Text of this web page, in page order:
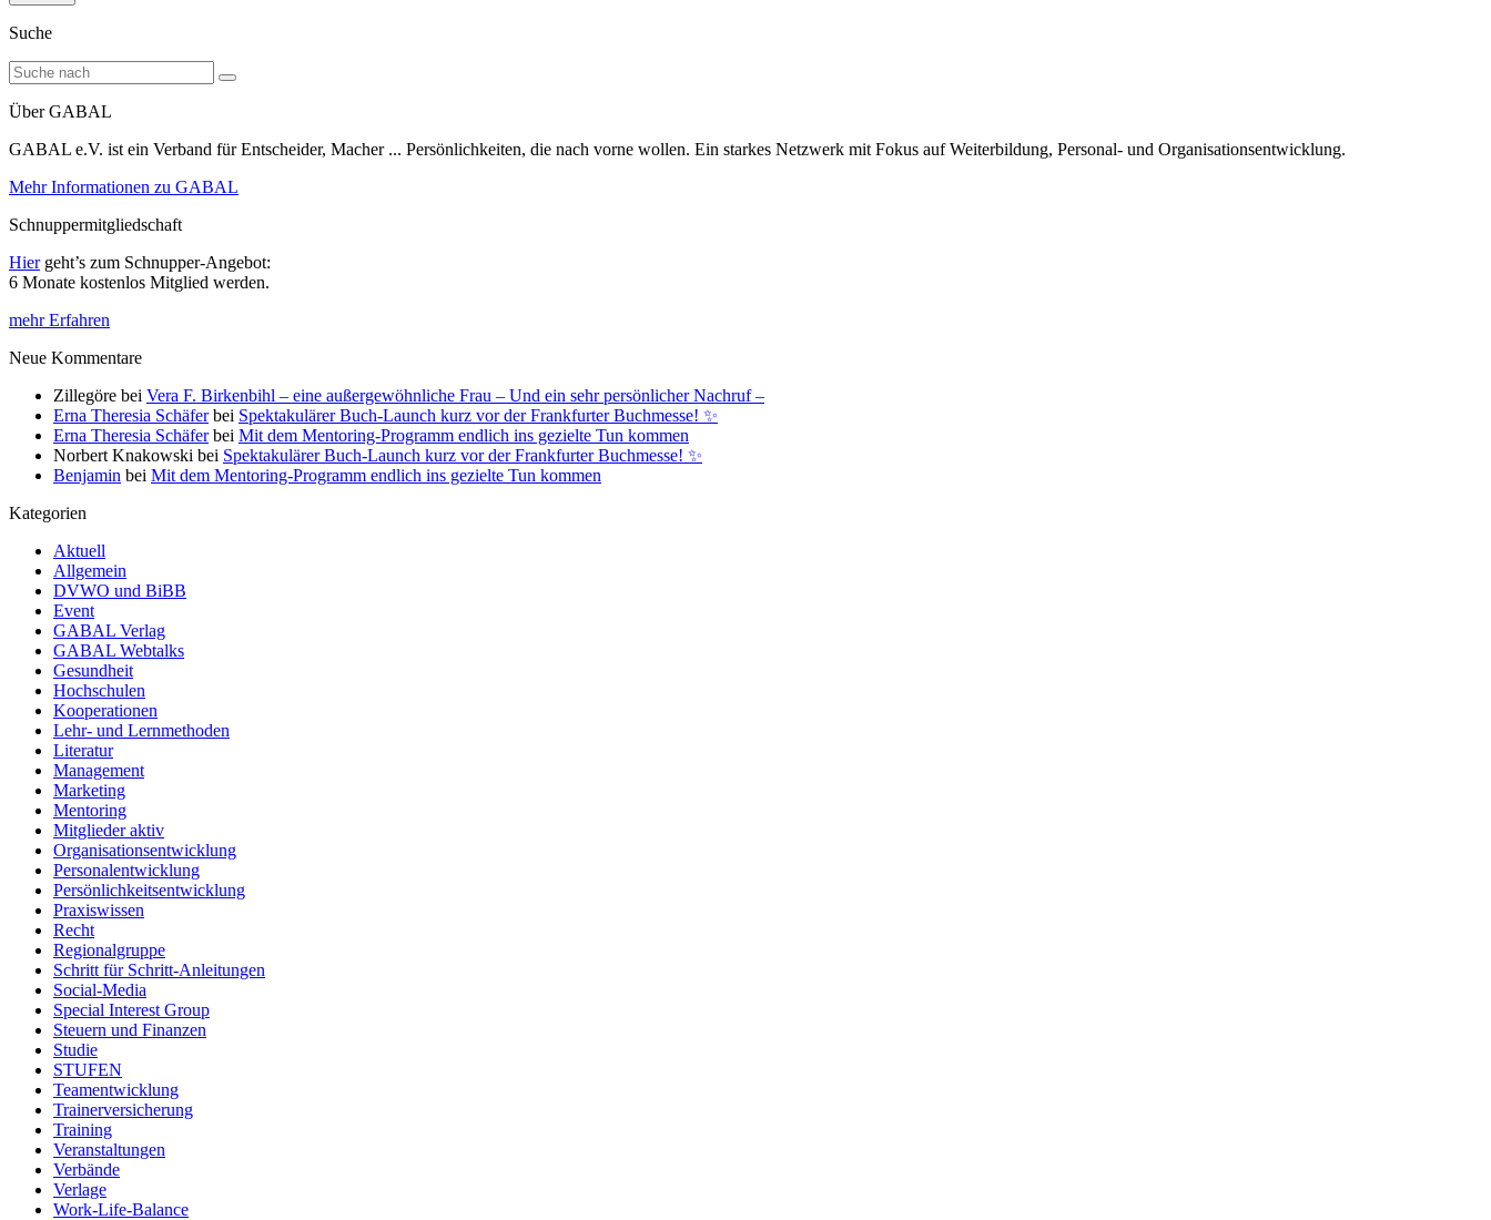
Suche
Über GABAL
GABAL e.V. ist ein Verband für Entscheider, Macher ... Persönlichkeiten, die nach vorne wollen. Ein starkes Netzwerk mit Fokus auf Weiterbildung, Personal- und Organisationsentwicklung.
Mehr Informationen zu GABAL
Schnuppermitgliedschaft
Hiergeht’s zum Schnupper-Angebot:
6 Monate kostenlos Mitglied werden.
mehr Erfahren
Neue Kommentare
Zillegöre bei Vera F. Birkenbihl – eine außergewöhnliche Frau – Und ein sehr persönlicher Nachruf –
Erna Theresia Schäferbei Spektakulärer Buch-Launch kurz vor der Frankfurter Buchmesse! ✨
Erna Theresia Schäferbei Mit dem Mentoring-Programm endlich ins gezielte Tun kommen
Norbert Knakowski bei Spektakulärer Buch-Launch kurz vor der Frankfurter Buchmesse! ✨
Benjamin bei Mit dem Mentoring-Programm endlich ins gezielte Tun kommen
Kategorien
Aktuell
Allgemein
DVWO und BiBB
Event
GABAL Verlag
GABAL Webtalks
Gesundheit
Hochschulen
Kooperationen
Lehr- und Lernmethoden
Literatur
Management
Marketing
Mentoring
Mitglieder aktiv
Organisationsentwicklung
Personalentwicklung
Persönlichkeitsentwicklung
Praxiswissen
Recht
Regionalgruppe
Schritt für Schritt-Anleitungen
Social-Media
Special Interest Group
Steuern und Finanzen
Studie
STUFEN
Teamentwicklung
Trainerversicherung
Training
Veranstaltungen
Verbände
Verlage
Work-Life-Balance